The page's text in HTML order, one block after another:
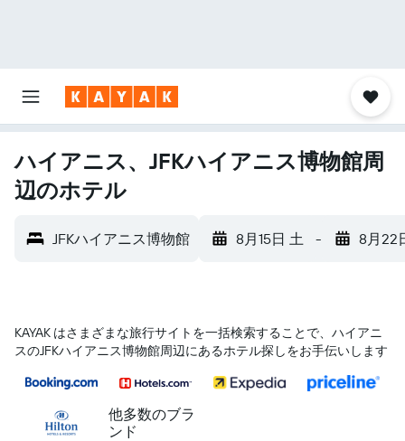
ハイアニス、JFKハイアニス博物館周
辺のホテル
JFKハイアニス博物館 8月15日 土 - 8月22
KAYAK はさまざまな旅行サイトを一括検索することで、ハイアニ
ス​のJFKハイアニス博物館​周辺にあるホテル探しをお手伝いします
他多数のブラ
ンド